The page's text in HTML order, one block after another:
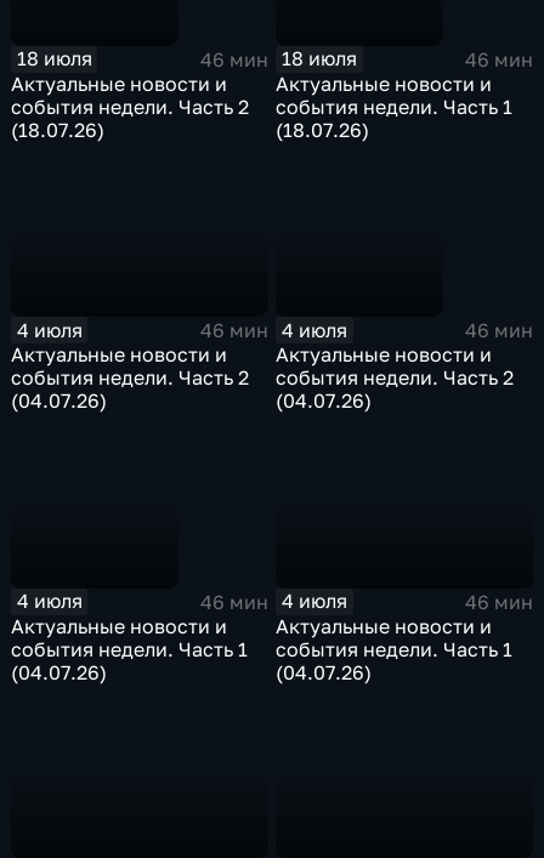
18 июля
46 мин
Актуальные новости и
события недели. Часть 2
(18.07.26)
18 июля
46 мин
Актуальные новости и
события недели. Часть 1
(18.07.26)
4 июля
46 мин
Актуальные новости и
события недели. Часть 2
(04.07.26)
4 июля
46 мин
Актуальные новости и
события недели. Часть 2
(04.07.26)
4 июля
46 мин
Актуальные новости и
события недели. Часть 1
(04.07.26)
4 июля
46 мин
Актуальные новости и
события недели. Часть 1
(04.07.26)